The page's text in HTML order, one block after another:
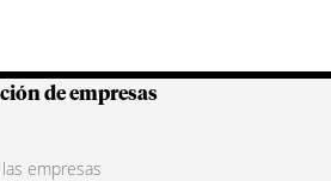
Colombianas
de empresas